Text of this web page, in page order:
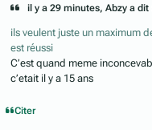
il y a 29 minutes, Abzy a dit
ils veulent juste un maximum
est réussi
C’est quand meme
c’etait il y a 15 ans
Citer